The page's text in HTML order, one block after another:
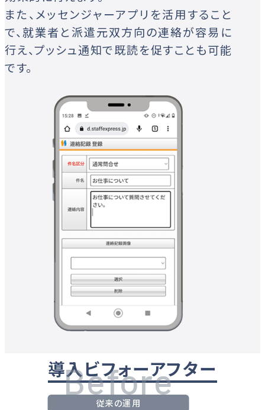
また、メッセンジャーアプリを活用すること
で、就業者と派遣元双方向の連絡が容易に
行え、プッシュ通知で既読を促すことも可能
です。
導入ビフォーアフター
Before
従来の運用